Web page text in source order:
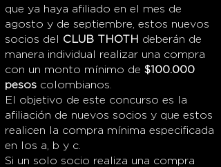
que ya haya afiliado en el mes de
agosto y de septiembre, estos nuevos
socios del CLUB THOTH deberán de
manera individual realizar una compra
con un monto mínimo de $100.000
pesos colombianos.
El objetivo de este concurso es la
afiliación de nuevos socios y que estos
realicen la compra mínima especificada
en los a, b y c.
Si un solo socio realiza una compra